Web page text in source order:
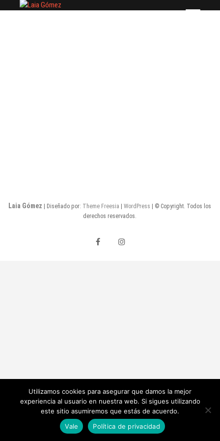
Laia Gómez
FASHION STYLIST
Laia Gómez | Diseñado por: Theme Freesia |WordPress
| © Copyright. Todos los
derechos reservados.
facebookinstagram
Utilizamos cookies para asegurar que damos la mejor
experiencia al usuario en nuestra web. Si sigues utilizando
este sitio asumiremos que estás de acuerdo.
Vale
Política de privacidad